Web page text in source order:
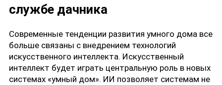
службе дачника
Современные тенденции развития умного дома все
больше связаны с внедрением технологий
искусственного интеллекта. Искусственный
интеллект будет играть центральную роль в новых
системах «умный дом». ИИ позволяет системам не